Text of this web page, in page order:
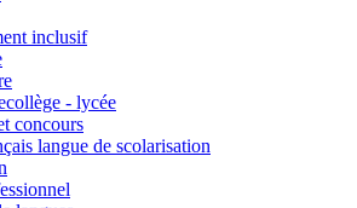
inclusif
collège - lycée
concours
langue de scolarisation